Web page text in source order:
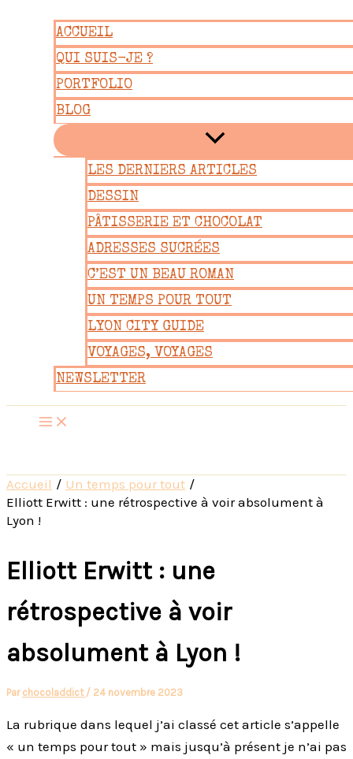
contenu
ACCUEIL
QUI SUIS-JE ?
PORTFOLIO
BLOG
LES DERNIERS ARTICLES
DESSIN
PÂTISSERIE ET CHOCOLAT
ADRESSES SUCRÉES
C’EST UN BEAU ROMAN
UN TEMPS POUR TOUT
LYON CITY GUIDE
VOYAGES, VOYAGES
NEWSLETTER
Accueil
Un temps pour tout
Elliott Erwitt : une rétrospective à voir absolument à
Lyon !
Elliott Erwitt : une
rétrospective à voir
absolument à Lyon !
Par chocoladdict / 24 novembre 2023
La rubrique dans lequel j’ai classé cet article s’appelle
« un temps pour tout » mais jusqu’à présent je n’ai pas